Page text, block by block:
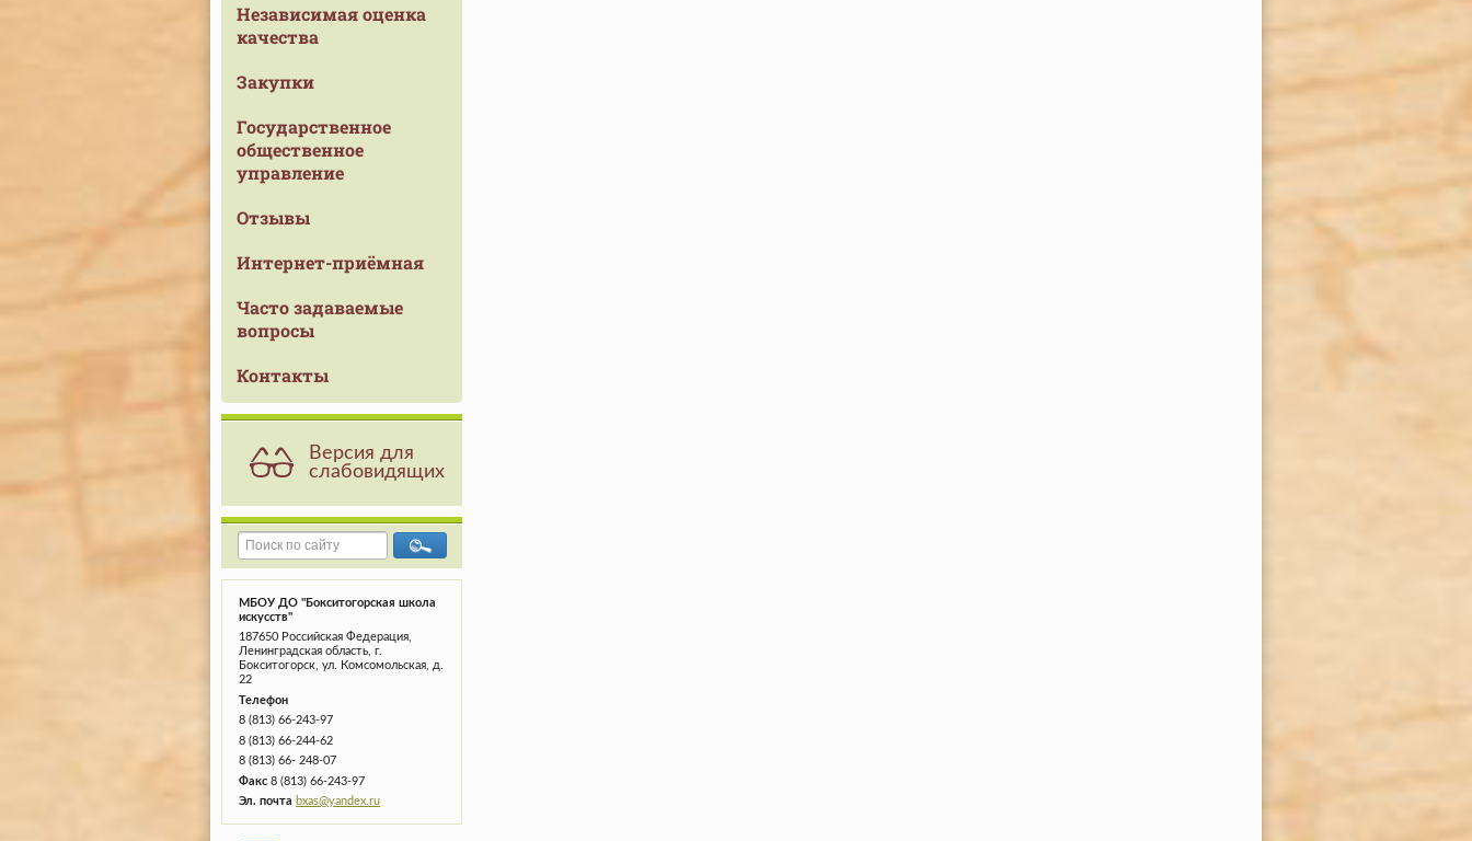
Независимая оценка
качества
Закупки
Государственное
общественное
управление
Отзывы
Интернет-приёмная
Часто задаваемые
вопросы
Контакты
Версия для
слабовидящих
МБОУ ДО "Бокситогорская школа
искусств"
187650 Российская Федерация,
Ленинградская область, г.
Бокситогорск, ул. Комсомольская, д.
22
Телефон
8 (813) 66-243-97
8 (813) 66-244-62
8 (813) 66- 248-07
Факс 8 (813) 66-243-97
Эл. почта bxas@yandex.ru